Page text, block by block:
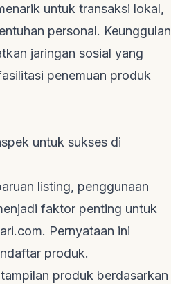
untuk transaksi lokal,
personal. Keunggulan
jaringan sosial yang
penemuan produk
untuk sukses di
listing, penggunaan
faktor penting untuk
. Pernyataan ini
produk.
produk berdasarkan